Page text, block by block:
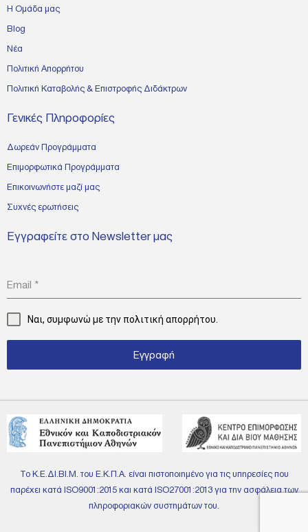
Η Ομάδα μας
Blog
Νέα
Πολιτική Απορρήτου
Πολιτική Καταβολής & Επιστροφής Διδάκτρων
Γενικές Πληροφορίες
Δωρεάν Προγράμματα
Επιμορφωτικά Προγράμματα
Επικοινωνήστε μαζί μας
Συχνές ερωτήσεις
Εγγραφείτε στο Newsletter μας
Email *
Ναι, συμφωνώ με την πολιτική απορρήτου.
Εγγραφή
Το Κ.Ε.ΔΙ.ΒΙ.Μ. του Ε.Κ.Π.Α. είναι πιστοποιημένο για τις υπηρεσίες που
παρέχει κατά ISO9001:2015 και κατά ISO27001:2013 για την ασφάλεια των
πληροφοριακών συστημάτων του.